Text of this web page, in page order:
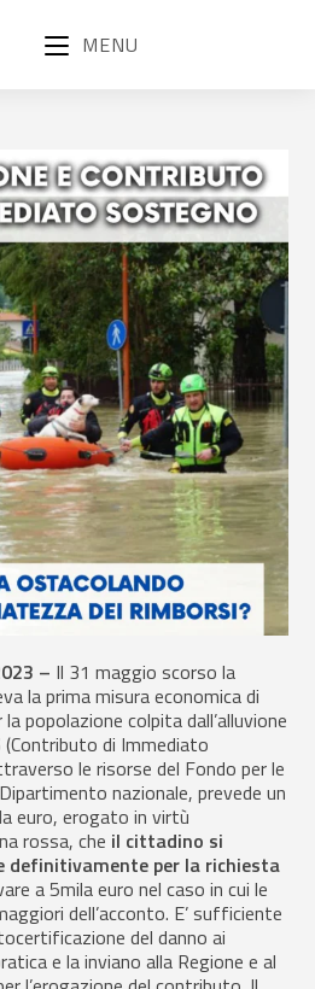
MENU
– Il 31 maggio scorso la
la prima misura economica di
popolazione colpita dall’alluvione
(Contributo di Immediato
le risorse del Fondo per le
nazionale, prevede un
euro, erogato in virtù
rossa, che il cittadino si
definitivamente per la richiesta
a 5mila euro nel caso in cui le
dell’acconto. E’ sufficiente
del danno ai
e la inviano alla Regione e al